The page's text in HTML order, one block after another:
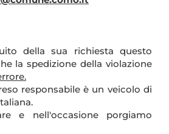
della sua richiesta questo
la spedizione della violazione
responsabile è un veicolo di
e nell'occasione porgiamo